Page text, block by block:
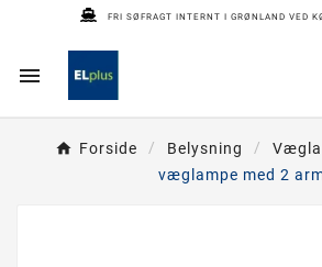
FRI SØFRAGT INTERNT I GRØNLAND VED

Forside Belysning
væglampe med 2